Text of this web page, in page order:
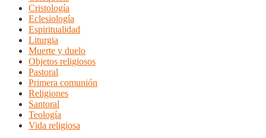
Cristología
Eclesiología
Espiritualidad
Liturgia
Muerte y duelo
Objetos religiosos
Pastoral
Primera comunión
Religiones
Santoral
Teología
Vida religiosa